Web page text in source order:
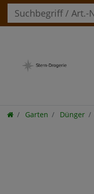
Garten Dünger